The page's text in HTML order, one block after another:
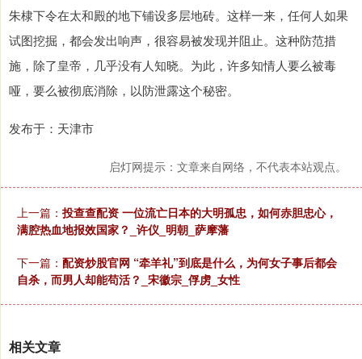
朱棣下令在太和殿的地下铺设多层地砖。这样一来，任何人如果
试图挖掘，都会发出响声，很容易被发现并阻止。这种防范措
施，除了皇帝，几乎没有人知晓。为此，许多知情人要么被毒
哑，要么被彻底消除，以防泄露这个秘密。
发布于：天津市
启灯网提示：文章来自网络，不代表本站观点。
上一篇： 投查查配资 一位流亡日本的大明孤忠，如何赤胆忠心，
满腔热血地报效国家？_许仪_明朝_萨摩藩
下一篇： 配资炒股官网 “牵羊礼”到底是什么，为何女子事后都会
自杀，而男人却能苟活？_宋徽宗_俘虏_女性
相关文章